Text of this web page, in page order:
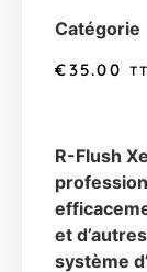
Catégorie
€ 35.00
R-Flush
et
système